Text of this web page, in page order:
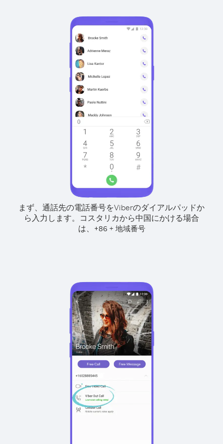
まず、通話先の電話番号をViberのダイアルパッドか
ら入力します。 コスタリカから中国にかける場合
は、
+86 + 地域番号